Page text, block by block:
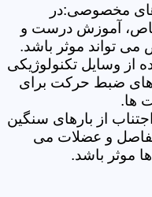
مخصوصی:در
آموزش درست و
تواند موثر باشد.
از وسایل تکنولوژیکی
ضبط حرکت برای
ها.
از بارهای سنگین
و عضلات می
موثر باشد.